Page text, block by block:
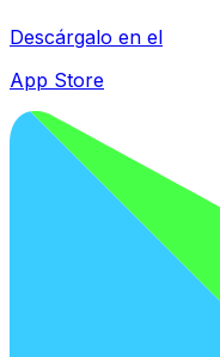
Descárgalo en el
App Store